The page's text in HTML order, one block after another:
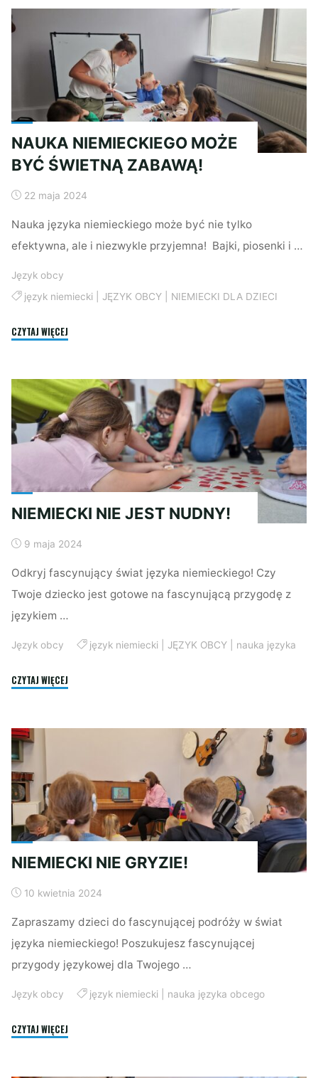
NAUKA NIEMIECKIEGO MOŻE
BYĆ ŚWIETNĄ ZABAWĄ!
22 maja 2024
Nauka języka niemieckiego może być nie tylko
efektywna, ale i niezwykle przyjemna! Bajki, piosenki i …
Język obcy
język niemiecki| JĘZYK OBCY| NIEMIECKI DLA DZIECI
CZYTAJ WIĘCEJ
BYĆ
ŚWIETNĄ
ZABAWĄ!"
NIEMIECKI NIE JEST NUDNY!
9 maja 2024
Odkryj fascynujący świat języka niemieckiego! Czy
Twoje dziecko jest gotowe na fascynującą przygodę z
językiem …
Język obcy język niemiecki| JĘZYK OBCY| nauka języka
CZYTAJ WIĘCEJ
NIEMIECKI NIE GRYZIE!
10 kwietnia 2024
Zapraszamy dzieci do fascynującej podróży w świat
języka niemieckiego! Poszukujesz fascynującej
przygody językowej dla Twojego …
Język obcy język niemiecki| nauka języka obcego
CZYTAJ WIĘCEJ